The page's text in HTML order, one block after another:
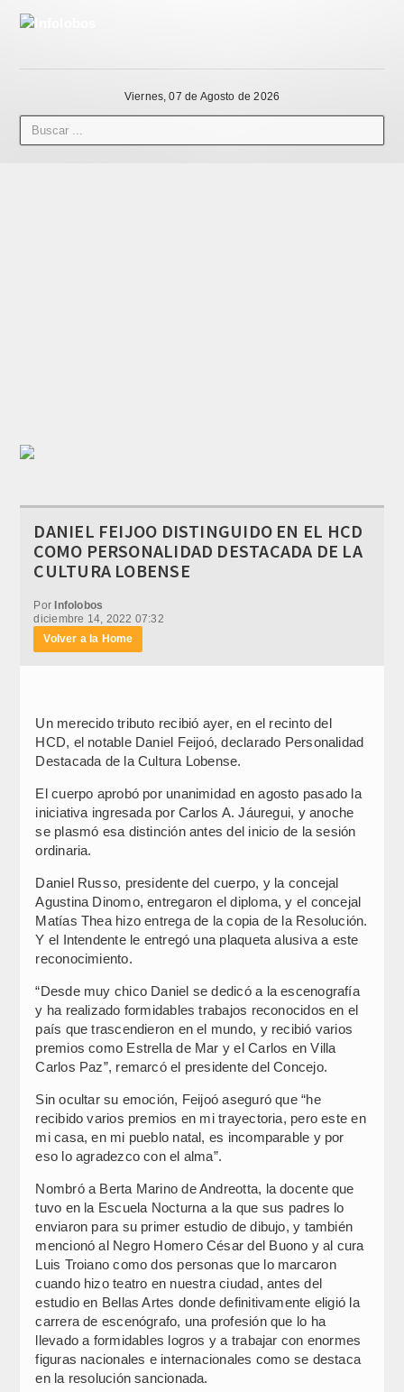
Viernes, 07 de Agosto de 2026
DANIEL FEIJOO DISTINGUIDO EN EL HCD
COMO PERSONALIDAD DESTACADA DE LA
CULTURA LOBENSE
Por Infolobos
diciembre 14, 2022 07:32
Volver a la Home
Un merecido tributo recibió ayer, en el recinto del
HCD, el notable Daniel Feijoó, declarado Personalidad
Destacada de la Cultura Lobense.
El cuerpo aprobó por unanimidad en agosto pasado la
iniciativa ingresada por Carlos A. Jáuregui, y anoche
se plasmó esa distinción antes del inicio de la sesión
ordinaria.
Daniel Russo, presidente del cuerpo, y la concejal
Agustina Dinomo, entregaron el diploma, y el concejal
Matías Thea hizo entrega de la copia de la Resolución.
Y el Intendente le entregó una plaqueta alusiva a este
reconocimiento.
“Desde muy chico Daniel se dedicó a la escenografía
y ha realizado formidables trabajos reconocidos en el
país que trascendieron en el mundo, y recibió varios
premios como Estrella de Mar y el Carlos en Villa
Carlos Paz”, remarcó el presidente del Concejo.
Sin ocultar su emoción, Feijoó aseguró que “he
recibido varios premios en mi trayectoria, pero este en
mi casa, en mi pueblo natal, es incomparable y por
eso lo agradezco con el alma”.
Nombró a Berta Marino de Andreotta, la docente que
tuvo en la Escuela Nocturna a la que sus padres lo
enviaron para su primer estudio de dibujo, y también
mencionó al Negro Homero César del Buono y al cura
Luis Troiano como dos personas que lo marcaron
cuando hizo teatro en nuestra ciudad, antes del
estudio en Bellas Artes donde definitivamente eligió la
carrera de escenógrafo, una profesión que lo ha
llevado a formidables logros y a trabajar con enormes
figuras nacionales e internacionales como se destaca
en la resolución sancionada.